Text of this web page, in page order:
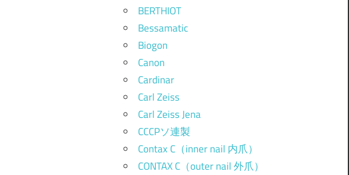
BERTHIOT
Bessamatic
Biogon
Canon
Cardinar
Carl Zeiss
Carl Zeiss Jena
CCCPソ連製
Contax C（inner nail 内爪）
CONTAX C（outer nail 外爪）